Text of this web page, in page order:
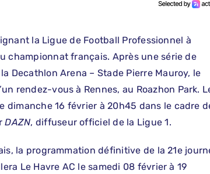
la Ligue de Football Professionnel à
championnat français. Après une série de
Decathlon Arena – Stade Pierre Mauroy, le
rendez-vous à Rennes, au Roazhon Park.
dimanche 16 février à 20h45 dans le cadre
DAZN, diffuseur officiel de la Ligue 1.
la programmation définitive de la 21e
Le Havre AC le samedi 08 février à 19